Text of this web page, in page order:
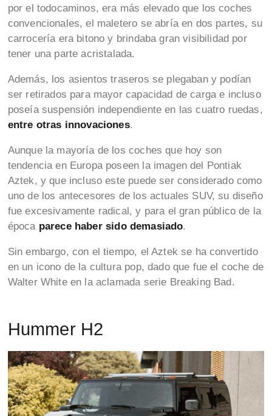
por el todocaminos, era más elevado que los coches
convencionales, el maletero se abría en dos partes, su
carrocería era bitono y brindaba gran visibilidad por
tener una parte acristalada.
Además, los asientos traseros se plegaban y podían
ser retirados para mayor capacidad de carga e incluso
poseía suspensión independiente en las cuatro ruedas,
entre otras innovaciones.
Aunque la mayoría de los coches que hoy son
tendencia en Europa poseen la imagen del Pontiak
Aztek, y que incluso este puede ser considerado como
uno de los antecesores de los actuales SUV, su diseño
fue excesivamente radical, y para el gran público de la
época parece haber sido demasiado.
Sin embargo, con el tiempo, el Aztek se ha convertido
en un icono de la cultura pop, dado que fue el coche de
Walter White en la aclamada serie Breaking Bad.
Hummer H2